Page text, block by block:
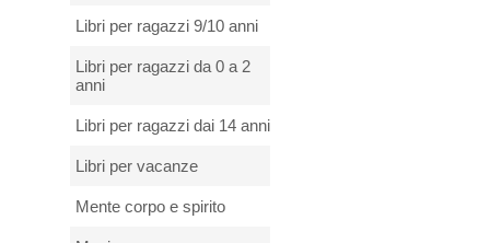
Libri per ragazzi 9/10 anni
Libri per ragazzi da 0 a 2
anni
Libri per ragazzi dai 14 anni
Libri per vacanze
Mente corpo e spirito